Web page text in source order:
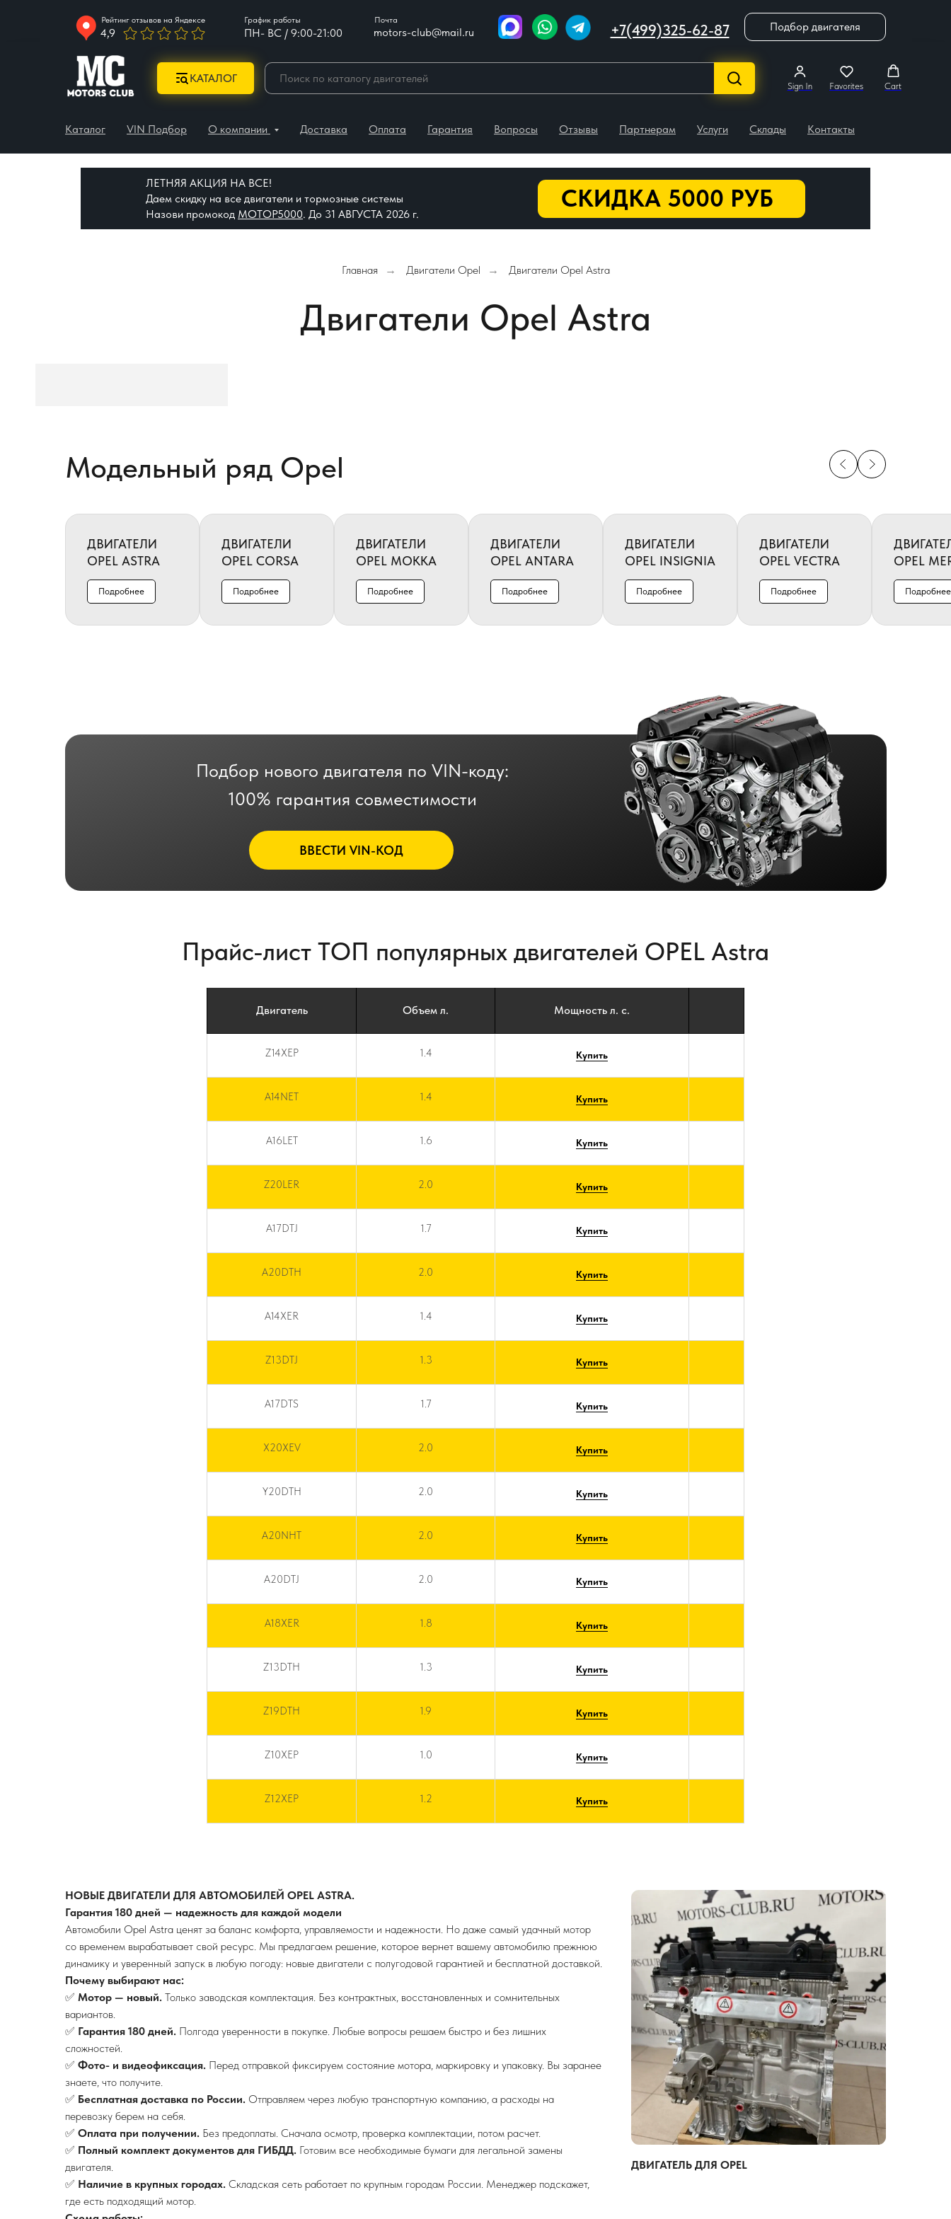
+7(499)325-62-87
ПН- ВС / 9:00-21:00
Почта
Рейтинг отзывов на Яндексе График работы
motors-club@mail.ru
4,9 Подбор двигателя
КАТАЛОГ
Sign In Favorites Cart
Каталог VIN Подбор О компании Доставка Оплата Гарантия Вопросы Отзывы Партнерам Услуги Склады Контакты
СКИДКА 5000 РУБ
ЛЕТНЯЯ АКЦИЯ НА ВСЕ!
Даем скидку на все двигатели и тормозные системы
Назови промокод МОТОР5000. До 31 АВГУСТА 2026 г.
Главная → Двигатели Opel → Двигатели Opel Astra
Двигатели Opel Astra
Модельный ряд Opel
ДВИГАТЕЛИ
OPEL ASTRA
Подробнее
ДВИГАТЕЛИ
OPEL CORSA
Подробнее
ДВИГАТЕЛИ
OPEL MOKKA
Подробнее
ДВИГАТЕЛИ
OPEL ANTARA
Подробнее
ДВИГАТЕЛИ
OPEL INSIGNIA
Подробнее
ДВИГАТЕЛИ
OPEL VECTRA
Подробнее
OPEL
Подробнее
ВВЕСТИ VIN-КОД
Подбор нового двигателя по VIN-коду:
100% гарантия совместимости
Прайс-лист ТОП популярных двигателей OPEL Astra
Двигатель Объем л. Мощность л. с.
Z14XEP 1.4 Купить
A14NET 1.4 Купить
A16LET 1.6 Купить
Z20LER 2.0 Купить
A17DTJ 1.7 Купить
A20DTH 2.0 Купить
A14XER 1.4 Купить
Z13DTJ 1.3 Купить
A17DTS 1.7 Купить
X20XEV 2.0 Купить
Y20DTH 2.0 Купить
A20NHT 2.0 Купить
A20DTJ 2.0 Купить
A18XER 1.8 Купить
Z13DTH 1.3 Купить
Z19DTH 1.9 Купить
Z10XEP 1.0 Купить
Z12XEP 1.2 Купить
НОВЫЕ ДВИГАТЕЛИ ДЛЯ АВТОМОБИЛЕЙ OPEL ASTRA.
Гарантия 180 дней — надежность для каждой модели
Автомобили Opel Astra ценят за баланс комфорта, управляемости и надежности. Но даже самый удачный мотор
со временем вырабатывает свой ресурс. Мы предлагаем решение, которое вернет вашему автомобилю прежнюю
динамику и уверенный запуск в любую погоду: новые двигатели с полугодовой гарантией и бесплатной доставкой.
Почему выбирают нас:
✅ Мотор — новый. Только заводская комплектация. Без контрактных, восстановленных и сомнительных
вариантов.
✅ Гарантия 180 дней. Полгода уверенности в покупке. Любые вопросы решаем быстро и без лишних
сложностей.
✅ Фото- и видеофиксация. Перед отправкой фиксируем состояние мотора, маркировку и упаковку. Вы заранее
знаете, что получите.
✅ Бесплатная доставка по России. Отправляем через любую транспортную компанию, а расходы на
перевозку берем на себя.
✅ Оплата при получении. Без предоплаты. Сначала осмотр, проверка комплектации, потом расчет.
✅ Полный комплект документов для ГИБДД. Готовим все необходимые бумаги для легальной замены
двигателя.
✅ Наличие в крупных городах. Складская сеть работает по крупным городам России. Менеджер подскажет,
где есть подходящий мотор.
ДВИГАТЕЛЬ ДЛЯ OPEL